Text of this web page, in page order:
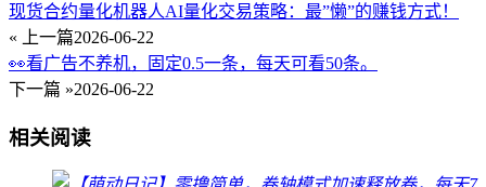
现货合约量化机器人AI量化交易策略：最”懒”的赚钱方式！
« 上一篇2026-06-22
👀看广告不养机，固定0.5一条，每天可看50条。
下一篇 »2026-06-22
相关阅读